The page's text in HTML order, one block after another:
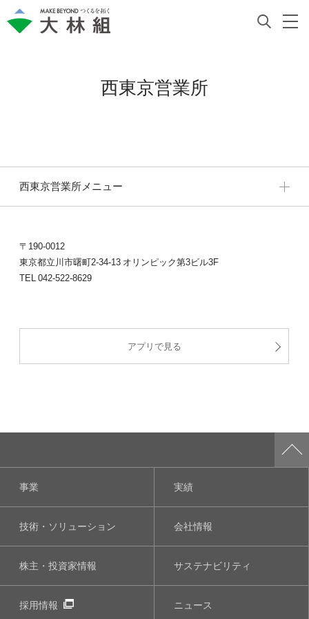
西東京営業所
西東京営業所メニュー
〒190-0012
東京都立川市曙町2-34-13 オリンピック第3ビル3F
TEL 042-522-8629
アプリで見る
事業 実績
技術・ソリューション 会社情報
株主・投資家情報 サステナビリティ
採用情報 ニュース